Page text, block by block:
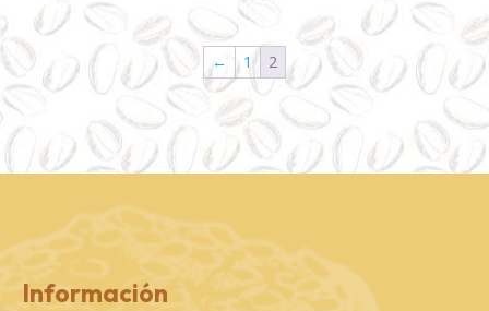
← 1 2
Información